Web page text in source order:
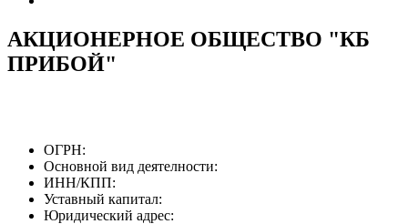
АКЦИОНЕРНОЕ ОБЩЕСТВО "КБ
ПРИБОЙ"
ОГРН:
Основной вид деятелности:
ИНН/КПП:
Уставный капитал:
Юридический адрес: